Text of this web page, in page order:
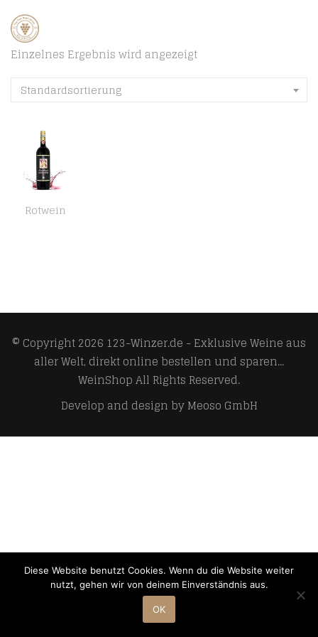
Einzelnes Ergebnis wird angezeigt
Standardsortierung
Rotwein
© Copyright 2026 123-Winzer.de - Exklusive Weine aus
aller Welt, direkt online bestellen und sparen...
WeinShopAll Rights Reserved.
Develop and design byMeoso GmbH
Diese Website benutzt Cookies. Wenn du die Website weiter
nutzt, gehen wir von deinem Einverständnis aus.
OK